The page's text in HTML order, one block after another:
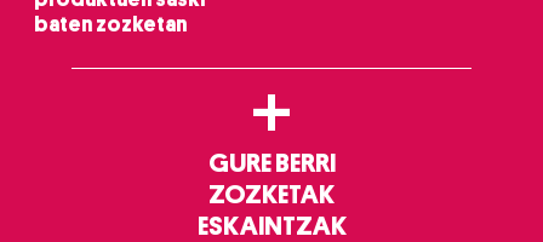
baten zozketan
+
GURE BERRI
ZOZKETAK
ESKAINTZAK